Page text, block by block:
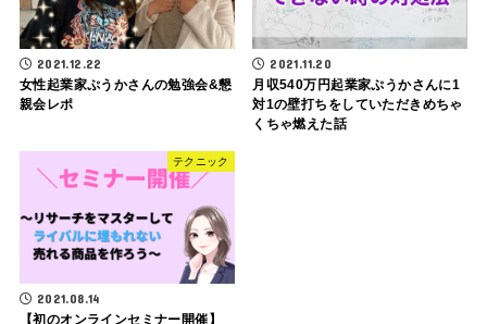
2021.12.22
女性起業家ぷうかさんの勉強会&懇
親会レポ
2021.11.20
月収540万円起業家ぷうかさんに1
対1の壁打ちをしていただきめちゃ
くちゃ燃えた話
テクニック
2021.08.14
【初のオンラインセミナー開催】